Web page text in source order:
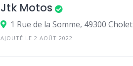
Jtk Motos
1 Rue de la Somme, 49300 Cholet
AJOUTÉ LE 2 AOÛT 2022